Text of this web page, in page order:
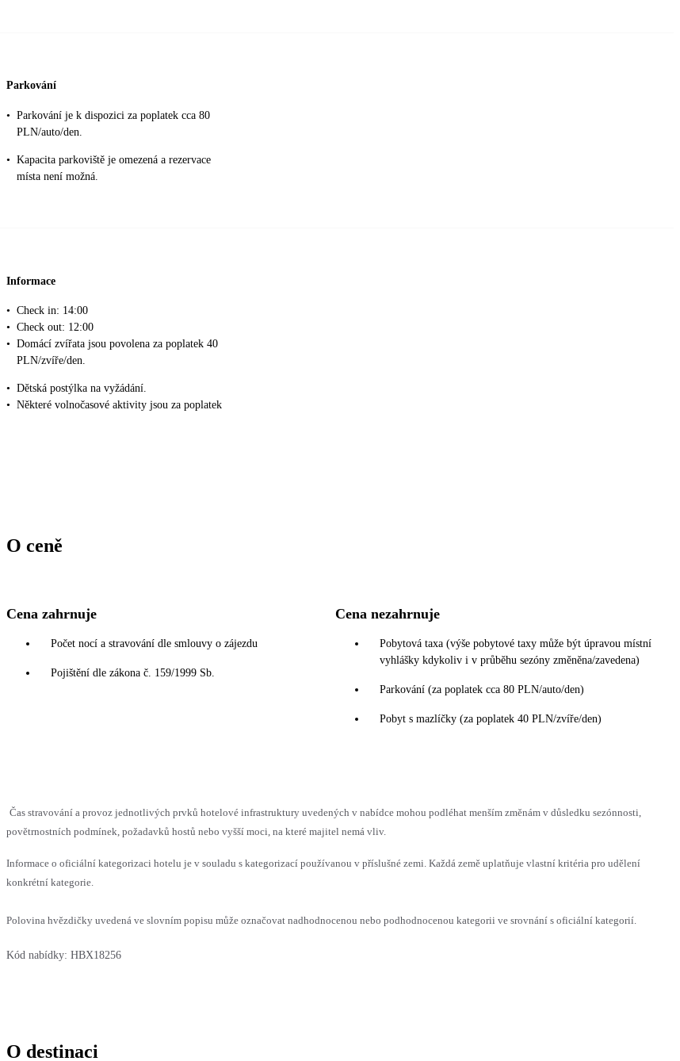
Parkování
• Parkování je k dispozici za poplatek cca 80
PLN/auto/den.
• Kapacita parkoviště je omezená a rezervace
místa není možná.
Informace
• Check in: 14:00
• Check out: 12:00
• Domácí zvířata jsou povolena za poplatek 40
PLN/zvíře/den.
• Dětská postýlka na vyžádání.
• Některé volnočasové aktivity jsou za poplatek
O ceně
Cena zahrnuje
Počet nocí a stravování dle smlouvy o zájezdu
Pojištění dle zákona č. 159/1999 Sb.
Cena nezahrnuje
Pobytová taxa (výše pobytové taxy může být úpravou místní
vyhlášky kdykoliv i v průběhu sezóny změněna/zavedena)
Parkování (za poplatek cca 80 PLN/auto/den)
Pobyt s mazlíčky (za poplatek 40 PLN/zvíře/den)
Čas stravování a provoz jednotlivých prvků hotelové infrastruktury uvedených v nabídce mohou podléhat menším změnám v důsledku sezónnosti,
povětrnostních podmínek, požadavků hostů nebo vyšší moci, na které majitel nemá vliv.
Informace o oficiální kategorizaci hotelu je v souladu s kategorizací používanou v příslušné zemi. Každá země uplatňuje vlastní kritéria pro udělení
konkrétní kategorie.
Polovina hvězdičky uvedená ve slovním popisu může označovat nadhodnocenou nebo podhodnocenou kategorii ve srovnání s oficiální kategorií.
Kód nabídky: HBX18256
O destinaci